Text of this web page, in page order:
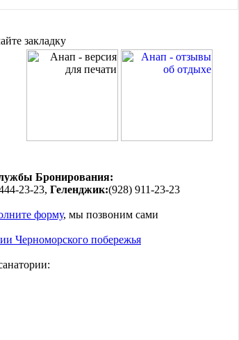
закладку
Бронирования:
23-23, Геленджик:(928) 911-23-23
форму, мы позвоним сами
Черноморского побережья